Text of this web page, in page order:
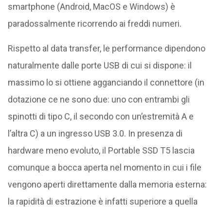
smartphone (Android, MacOS e Windows) è
paradossalmente ricorrendo ai freddi numeri.
Rispetto al data transfer, le performance dipendono
naturalmente dalle porte USB di cui si dispone: il
massimo lo si ottiene agganciando il connettore (in
dotazione ce ne sono due: uno con entrambi gli
spinotti di tipo C, il secondo con un’estremità A e
l’altra C) a un ingresso USB 3.0. In presenza di
hardware meno evoluto, il Portable SSD T5 lascia
comunque a bocca aperta nel momento in cui i file
vengono aperti direttamente dalla memoria esterna:
la rapidità di estrazione è infatti superiore a quella